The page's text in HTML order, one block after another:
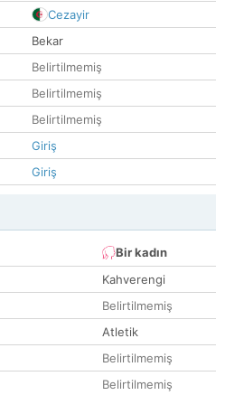
Cezayir
Bekar
Belirtilmemiş
Belirtilmemiş
Belirtilmemiş
Giriş
Giriş
Bir kadın
Kahverengi
Belirtilmemiş
Atletik
Belirtilmemiş
Belirtilmemiş